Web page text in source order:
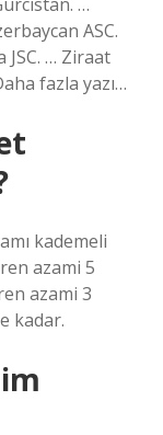
ASC.
JSC. … Ziraat
fazla yazı…
kademeli
azami 5
azami 3
kadar.